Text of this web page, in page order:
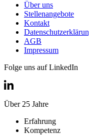
Über uns
Stellenangebote
Kontakt
AGB
Impressum
Folge uns auf LinkedIn
Über 25 Jahre
Erfahrung
Kompetenz